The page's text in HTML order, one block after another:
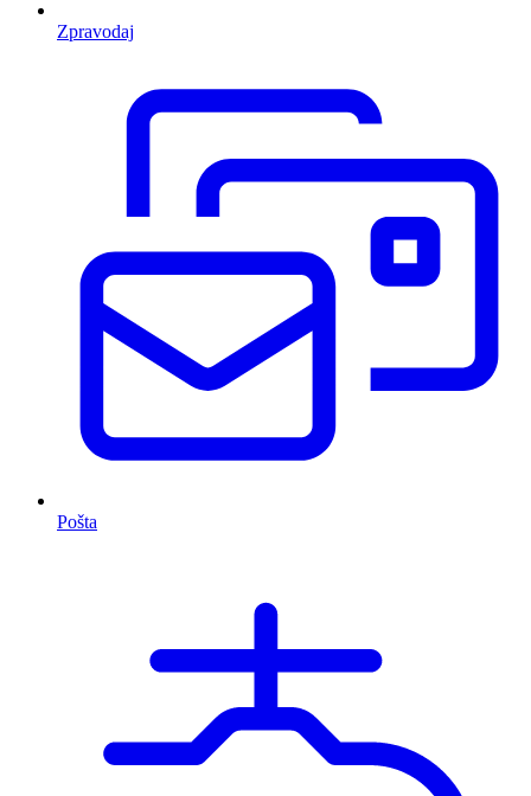
Zpravodaj
Pošta